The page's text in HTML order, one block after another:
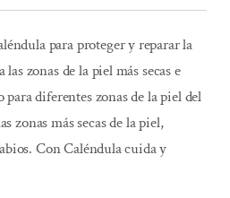
para proteger y reparar la
zonas de la piel más secas e
diferentes zonas de la piel del
zonas más secas de la piel,
Con Caléndula cuida y